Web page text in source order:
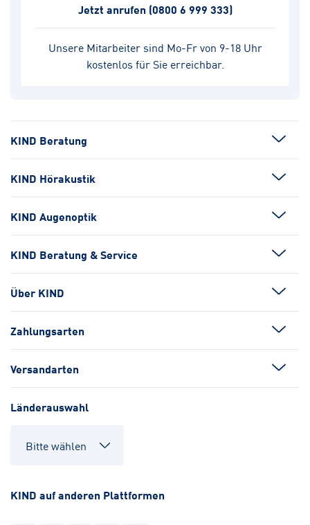
Unsere Mitarbeiter sind Mo-Fr von 9-18 Uhr
kostenlos für Sie erreichbar.
Jetzt anrufen (0800 6 999 333)
KIND Beratung
KIND Hörakustik
KIND Augenoptik
KIND Beratung & Service
Über KIND
Zahlungsarten
Versandarten
Länderauswahl
KIND auf anderen Plattformen